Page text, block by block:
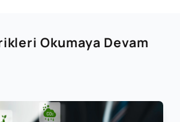
Okumaya Devam